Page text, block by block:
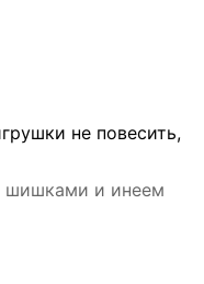
не повесить,
шишками и инеем